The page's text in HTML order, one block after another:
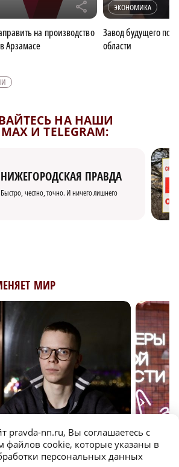
r
на производство
Арзамасе
ЭКОНОМИКА
Завод будущего
области
НА НАШИ
И TELEGRAM:
НИЖЕГОРОДСКАЯ ПРАВДА
Быстро, честно, точно. И ничего лишнего
МИР
совета рассказал, как
людей
Почему
pravda-nn.ru, Вы соглашаетесь с
файлов cookie, которые указаны в
персональных данных